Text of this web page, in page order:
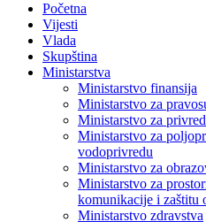
Početna
Vijesti
Vlada
Skupština
Ministarstva
Ministarstvo finansija
Ministarstvo za
Ministarstvo za
Ministarstvo za
vodoprivredu
Ministarstvo za
Ministarstvo za
komunikacije i zaštitu
Ministarstvo zdravstva